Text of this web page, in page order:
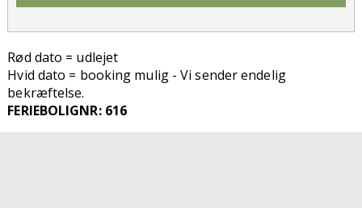
Rød dato = udlejet
Hvid dato = booking mulig - Vi sender endelig
bekræftelse.
FERIEBOLIGNR: 616